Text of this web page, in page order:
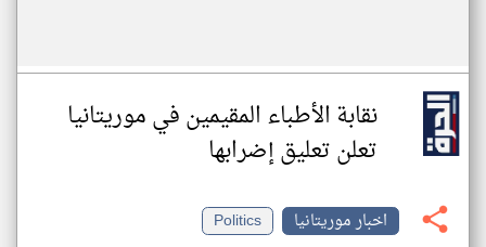
نقابة الأطباء المقيمين في موريتانيا
تعلن تعليق إضرابها
اخبار موريتانيا
Politics